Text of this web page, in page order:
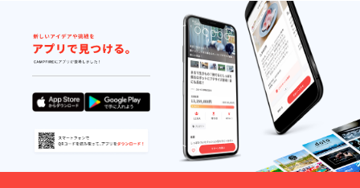
mm
(重
量:100g
) 素材：
ポリエ
チレン
内容
品：
1000×1
200mm
色：
シル
バー
・収納